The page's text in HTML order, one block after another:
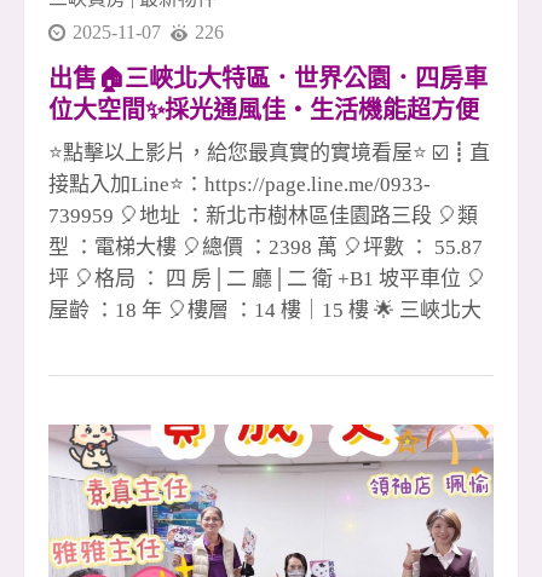
享、不各自為政 ✅ 有榮耀一起扛、有責任一起扛
這，就是冠軍團隊真正的底氣。 📣
2025-11-07
226
出售🏠三峽北大特區．世界公園．四房車
位大空間✨採光通風佳・生活機能超方便
✨💖☎️0933739959⭐李忠政大家房屋⭐#房
地產#買房#土城金城武#房仲
⭐點擊以上影片，給您最真實的實境看屋⭐ ☑️┋直
接點入加Line⭐：https://page.line.me/0933-
739959 🎈地址 ：新北市樹林區佳園路三段 🎈類
型 ：電梯大樓 🎈總價 ：2398 萬 🎈坪數 ： 55.87
坪 🎈格局 ： 四 房│二 廳│二 衛 +B1 坡平車位 🎈
屋齡 ：18 年 🎈樓層 ：14 樓｜15 樓 🌟 三峽北大
✨ 寬敞舒適空間 &times; 完整生活圈 &times; 通勤
桃子腳路，環境清幽，綠意盎然 🌿 過馬路就是
【萬坪公園】，散步就能享受自然與放鬆時光 步
行可達超商、市場、學校與診所，生活機能一應
俱全！ 🏠 空間亮點 ✅ 格局方正、空間實用，大
四房設計好運用 ✅ 雙面採光，日照充足、通風